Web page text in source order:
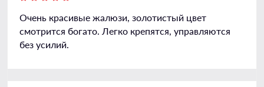
Очень красивые жалюзи, золотистый цвет
смотрится богато. Легко крепятся, управляются
без усилий.